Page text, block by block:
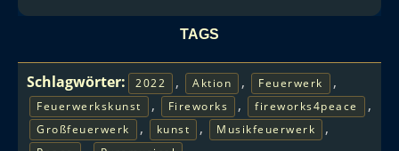
TAGS
Schlagwörter: 2022 , Aktion , Feuerwerk ,
Feuerwerkskunst , Fireworks , fireworks4peace ,
Großfeuerwerk , kunst , Musikfeuerwerk ,